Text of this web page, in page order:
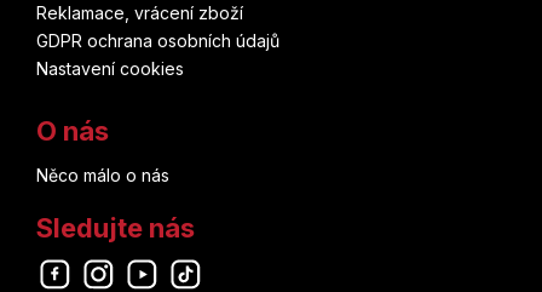
Reklamace, vrácení zboží
GDPR ochrana osobních údajů
Nastavení cookies
O nás
Něco málo o nás
Sledujte nás